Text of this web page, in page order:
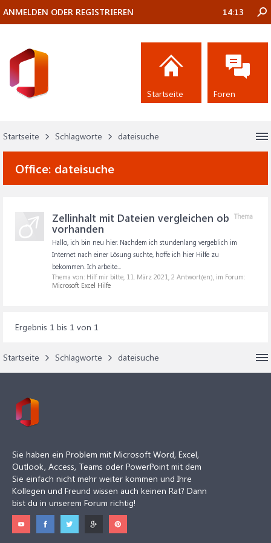
Startseite Schlagworte dateisuche
Office: dateisuche
Thema
Zellinhalt mit Dateien vergleichen ob
vorhanden
Hallo, ich bin neu hier. Nachdem ich stundenlang vergeblich im
Internet nach einer Lösung suchte, hoffe ich hier Hilfe zu
bekommen. Ich arbeite...
Thema von: Hilf mir bitte, 11. März 2021, 2 Antwort(en), im Forum:
Microsoft Excel Hilfe
Ergebnis 1 bis 1 von 1
Startseite Schlagworte dateisuche
ANMELDEN ODER REGISTRIEREN 14:13
Startseite Foren
Sie haben ein Problem mit Microsoft Word, Excel,
Outlook, Access, Teams oder PowerPoint mit dem
Sie einfach nicht mehr weiter kommen und Ihre
Kollegen und Freund wissen auch keinen Rat? Dann
bist du in unserem Forum richtig!